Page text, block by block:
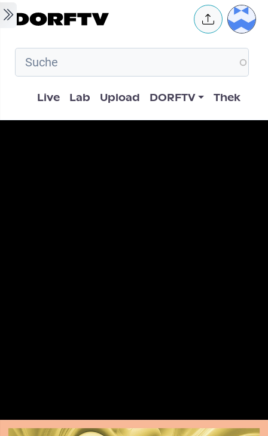
Skip to main content User
Hauptnavigation
Live Lab Upload DORFTV Thek